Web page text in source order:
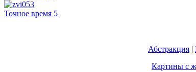
Точное время 5
Абстракция |
Картины с